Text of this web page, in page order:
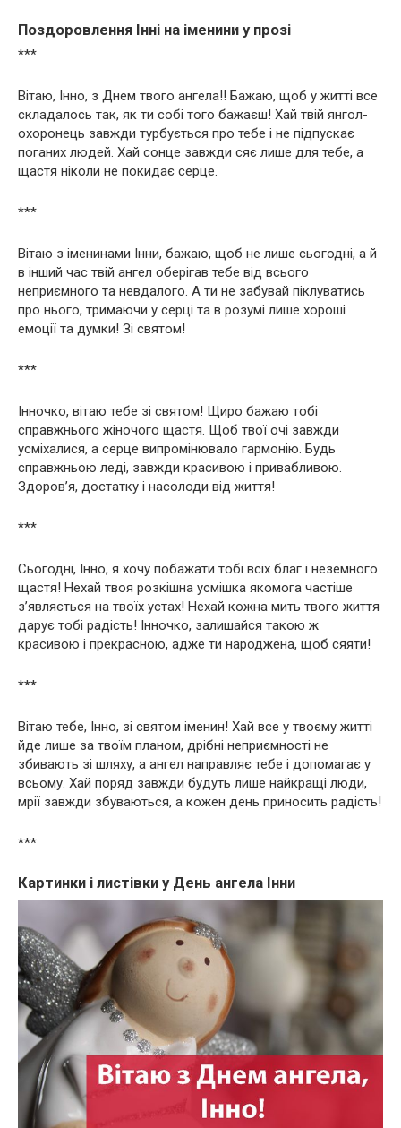
Поздоровлення Інні на іменини у прозі
***
Вітаю, Інно, з Днем твого ангела!! Бажаю, щоб у житті все
складалось так, як ти собі того бажаєш! Хай твій янгол-
охоронець завжди турбується про тебе і не підпускає
поганих людей. Хай сонце завжди сяє лише для тебе, а
щастя ніколи не покидає серце.
***
Вітаю з іменинами Інни, бажаю, щоб не лише сьогодні, а й
в інший час твій ангел оберігав тебе від всього
неприємного та невдалого. А ти не забувай піклуватись
про нього, тримаючи у серці та в розумі лише хороші
емоції та думки! Зі святом!
***
Інночко, вітаю тебе зі святом! Щиро бажаю тобі
справжнього жіночого щастя. Щоб твої очі завжди
усміхалися, а серце випромінювало гармонію. Будь
справжньою леді, завжди красивою і привабливою.
Здоров’я, достатку і насолоди від життя!
***
Сьогодні, Інно, я хочу побажати тобі всіх благ і неземного
щастя! Нехай твоя розкішна усмішка якомога частіше
з’являється на твоїх устах! Нехай кожна мить твого життя
дарує тобі радість! Інночко, залишайся такою ж
красивою і прекрасною, адже ти народжена, щоб сяяти!
***
Вітаю тебе, Інно, зі святом іменин! Хай все у твоєму житті
йде лише за твоїм планом, дрібні неприємності не
збивають зі шляху, а ангел направляє тебе і допомагає у
всьому. Хай поряд завжди будуть лише найкращі люди,
мрії завжди збуваються, а кожен день приносить радість!
***
Картинки і листівки у День ангела Інни